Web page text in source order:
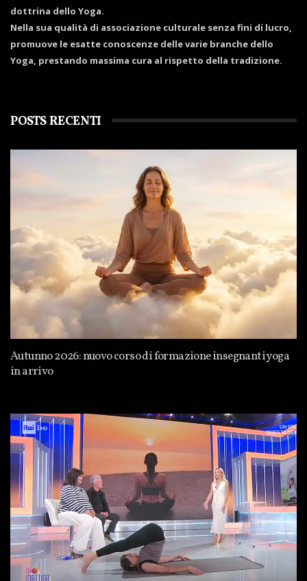
dottrina dello Yoga.
Nella sua qualità di associazione culturale senza fini di lucro,
promuove le esatte conoscenze delle varie branche dello
Yoga, prestando massima cura al rispetto della tradizione.
POSTS RECENTI
Autunno 2026: nuovo corso di formazione insegnanti yoga
in arrivo